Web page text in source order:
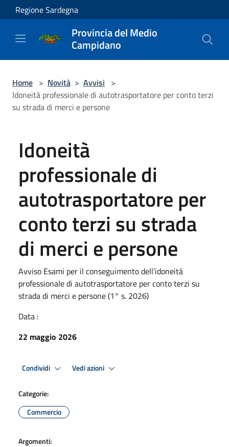
Salta al contenuto principale
Regione Sardegna
Provincia del Medio
Campidano
Home > Novità > Avvisi >
Idoneità professionale di autotrasportatore per conto terzi
su strada di merci e persone
Idoneità
professionale di
autotrasportatore per
conto terzi su strada
di merci e persone
Avviso Esami per il conseguimento dell’idoneità
professionale di autotrasportatore per conto terzi su
strada di merci e persone (1° s. 2026)
Data :
22 maggio 2026
Condividi Vedi azioni
Categorie:
Commercio
Argomenti: